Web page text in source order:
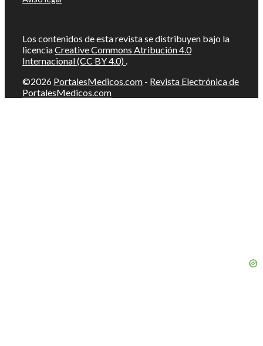
Los contenidos de esta revista se distribuyen bajo la
licenciaCreative Commons Atribución 4.0
Internacional (CC BY 4.0) .
©2026 PortalesMedicos.com - Revista Electrónica de
PortalesMedicos.com